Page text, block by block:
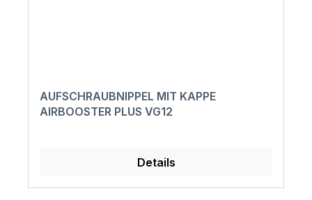
AUFSCHRAUBNIPPEL MIT KAPPE
AIRBOOSTER PLUS VG12
Details